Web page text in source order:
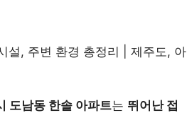
설, 주변 환경 총정리 | 제주도, 아
도남동 한솔 아파트는 뛰어난 접